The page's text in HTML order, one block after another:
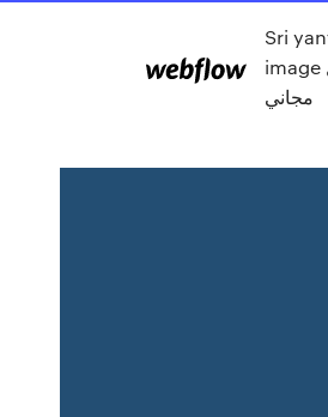
Sri
image تنزيل
مجاني